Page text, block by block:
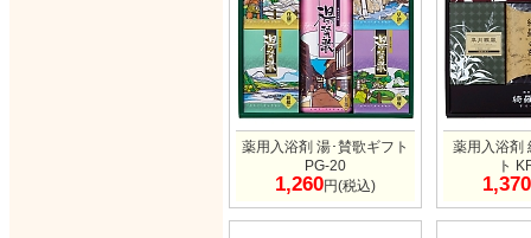
薬用入浴剤 湯･賛歌ギフト
PG-20
1,260円(税込)
薬用入浴剤
ト
1,370